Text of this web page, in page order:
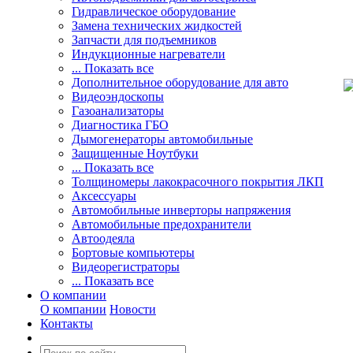
Гидравлическое оборудование
Замена технических жидкостей
Запчасти для подъемников
Индукционные нагреватели
... Показать все
Дополнительное оборудование для авто
Видеоэндоскопы
Газоанализаторы
Диагностика ГБО
Дымогенераторы автомобильные
Защищенные Ноутбуки
... Показать все
Толщиномеры лакокрасочного покрытия ЛКП
Аксессуары
Автомобильные инверторы напряжения
Автомобильные предохранители
Автоодеяла
Бортовые компьютеры
Видеорегистраторы
... Показать все
О компании
О компании Новости
Контакты